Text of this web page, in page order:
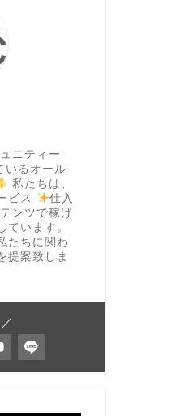
ニティー
いるオール
私たちは、
ビス
仕入
ンツで稼げ
ています。
たちに関わ
提案致しま